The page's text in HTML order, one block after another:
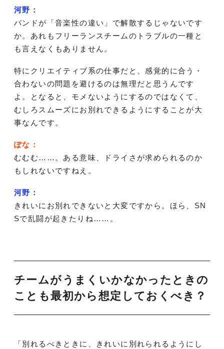
河野：
バンドが「音楽性の違い」で解散するじゃないです
か。あれもフリーランスチームのトラブルの一種と
も言えなくもありません。
特にクリエイティブ系の仕事だと、感覚的に合う・
合わないの問題を避けるのは無理だと思うんです
よ。となると、モメないようにするのではなくて、
むしろスムーズにお別れできるようにすることが大
事なんです。
ぽな：
むむむ……。ある意味、ドライさが求められるのか
もしれないですねえ。
河野：
きれいにお別れできないと大変ですから。ほら、SN
Sで乱闘が起きたりね……。
チームがうまくいかなかったときの
ことも最初から想定しておくべき？
「別れるべきときに、きれいに別れられるようにし